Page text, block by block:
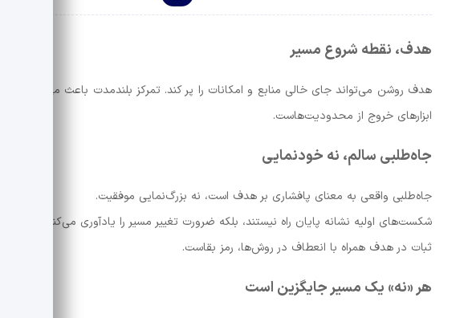
هدف، نقطه شروع مسیر
هدف روشن می‌تواند جای خالی منابع و امکانات را پر کند. تمرکز بلندمدت باعث می‌شود
ابزارهای خروج از محدودیت‌هاست.
جاه‌طلبی سالم، نه خودنمایی
جاه‌طلبی واقعی به معنای پافشاری بر هدف است، نه بزرگ‌نمایی موفقیت.
شکست‌های اولیه نشانه پایان راه نیستند، بلکه ضرورت تغییر مسیر را یادآوری می‌کنند.
ثبات در هدف همراه با انعطاف در روش‌ها، رمز بقاست.
هر «نه» یک مسیر جایگزین است